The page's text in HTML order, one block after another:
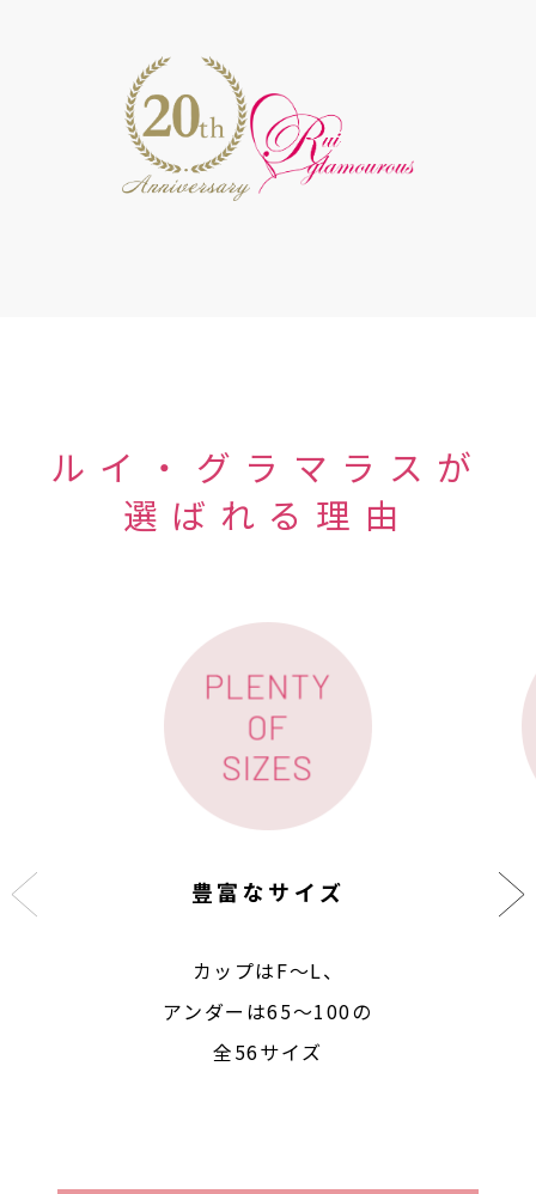
ルイ・グラマラスが
選ばれる理由
豊富なサイズ
カップはF〜L、
アンダーは65〜100の
全56サイズ